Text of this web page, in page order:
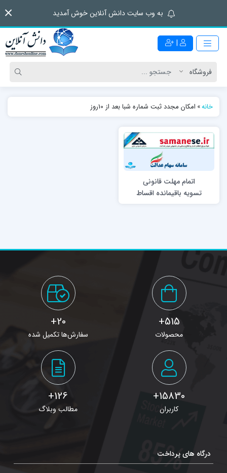
به وب سایت دانش آنلاین خوش آمدید
|
خانه» امکان مجدد ثبت شماره شبا بعد از 10روز
اتمام مهلت قانونی
تسویه باقیمانده اقساط
سهام عدالت / امکان
515+
محصولات
20+
سفارش‌ها تکمیل شده
15830+
کاربران
126+
مطالب وبلاگ
درگاه های پرداخت